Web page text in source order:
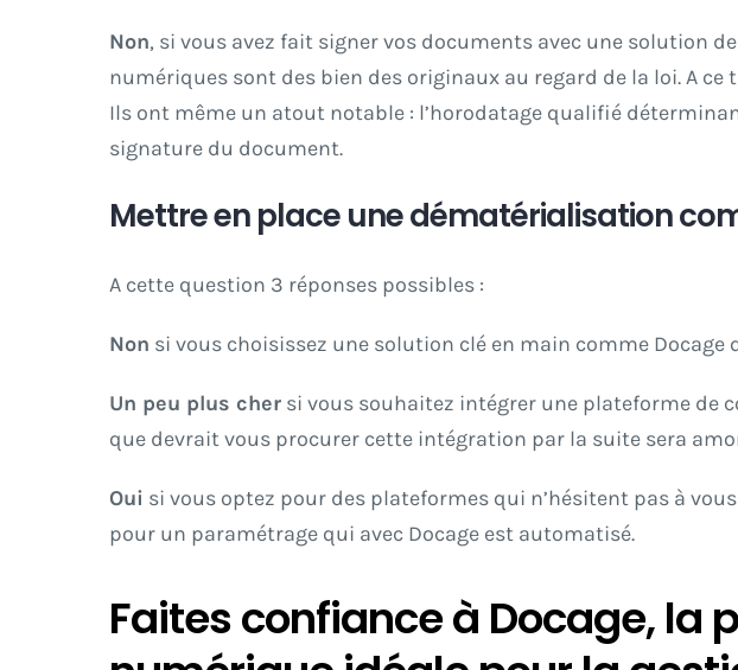
Non, si vous avez fait signer vos documents avec une solution de
numériques sont des bien des originaux au regard de la loi. A
Ils ont même un atout notable : l’horodatage qualifié
signature du document.
Mettre en place une dématérialisation
A cette question 3 réponses possibles :
Non si vous choisissez une solution clé en main comme
Un peu plus cher si vous souhaitez intégrer une plateforme de
que devrait vous procurer cette intégration par la suite sera
Oui si vous optez pour des plateformes qui n’hésitent pas à
pour un paramétrage qui avec Docage est automatisé.
Faites confiance à Docage,